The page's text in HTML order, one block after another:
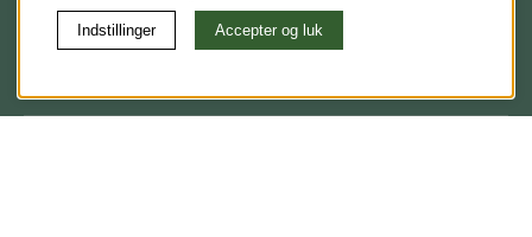
Org.nr: 556633-5997
Indstillinger Accepter og luk